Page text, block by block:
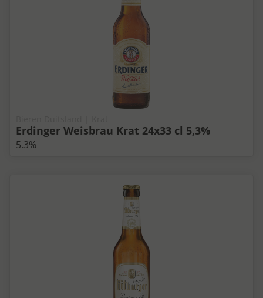
Erdinger Weisbrau Krat 24x33 cl 5,3%
5.3%